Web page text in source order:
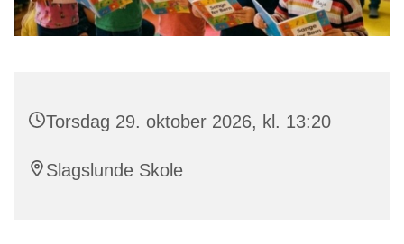
Torsdag 29. oktober 2026, kl. 13:20
Slagslunde Skole